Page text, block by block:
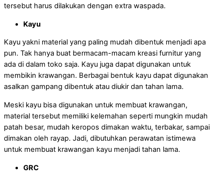
tersebut harus dilakukan dengan extra waspada.
Kayu
Kayu yakni material yang paling mudah dibentuk menjadi apa
pun. Tak hanya buat bermacam-macam kreasi furnitur yang
ada di dalam toko saja. Kayu juga dapat digunakan untuk
membikin krawangan. Berbagai bentuk kayu dapat digunakan
asalkan gampang dibentuk atau diukir dan tahan lama.
Meski kayu bisa digunakan untuk membuat krawangan,
material tersebut memiliki kelemahan seperti mungkin mudah
patah besar, mudah keropos dimakan waktu, terbakar, sampai
dimakan oleh rayap. Jadi, dibutuhkan perawatan istimewa
untuk membuat krawangan kayu menjadi tahan lama.
GRC